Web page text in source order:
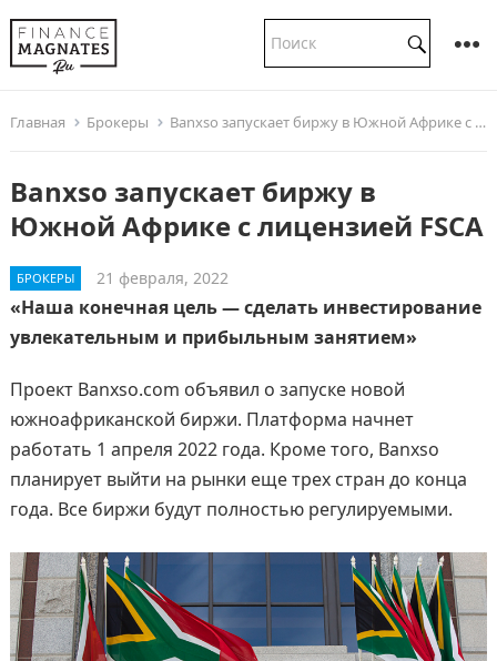
Главная Брокеры Banxso запускает биржу в Южной Африке с лицензией FSCA
Banxso запускает биржу в
Южной Африке с лицензией FSCA
БРОКЕРЫ 21 февраля, 2022
«Наша конечная цель — сделать инвестирование
увлекательным и прибыльным занятием»
Проект Banxso.com объявил о запуске новой
южноафриканской биржи. Платформа начнет
работать 1 апреля 2022 года. Кроме того, Banxso
планирует выйти на рынки еще трех стран до конца
года. Все биржи будут полностью регулируемыми.